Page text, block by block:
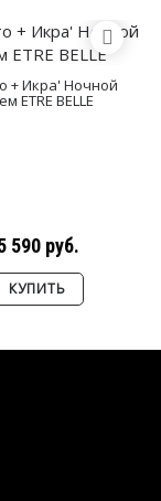
+ Икра' Ночной
ETRE BELLE
590 руб.
КУПИТЬ